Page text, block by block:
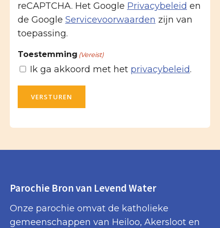
reCAPTCHA. Het Google Privacybeleid en
de Google Servicevoorwaarden zijn van
toepassing.
Toestemming (Vereist)
Ik ga akkoord met het privacybeleid.
VERSTUREN
Parochie Bron van Levend Water
Onze parochie omvat de katholieke
gemeenschappen van Heiloo, Akersloot en